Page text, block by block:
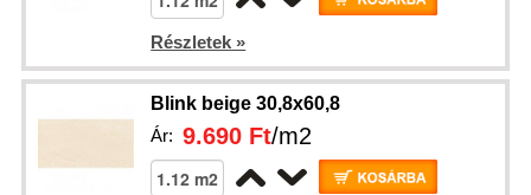
Részletek »
Blink beige 30,8x60,8
Ár:9.690 Ft/m2